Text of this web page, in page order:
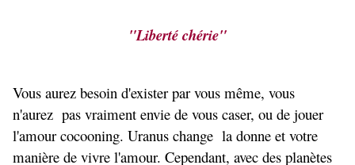
"Liberté chérie"
Vous aurez besoin d'exister par vous même, vous
n'aurez pas vraiment envie de vous caser, ou de jouer
l'amour cocooning. Uranus change la donne et votre
manière de vivre l'amour. Cependant, avec des planètes